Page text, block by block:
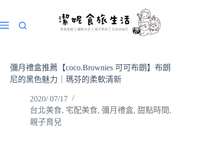
主
彌月禮盒推薦【coco.Brownies 可可布朗】布朗
尼的黑色魅力｜瑪芬的柔軟清新
2020/ 07/17
台北美食, 宅配美食, 彌月禮盒, 甜點時間,
親子育兒